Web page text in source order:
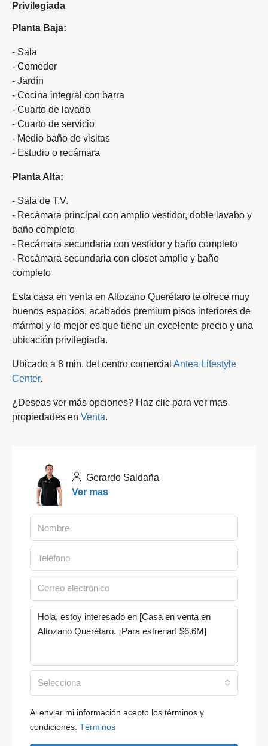
Privilegiada
Planta Baja:
- Sala
- Comedor
- Jardín
- Cocina integral con barra
- Cuarto de lavado
- Cuarto de servicio
- Medio baño de visitas
- Estudio o recámara
Planta Alta:
- Sala de T.V.
- Recámara principal con amplio vestidor, doble lavabo y
baño completo
- Recámara secundaria con vestidor y baño completo
- Recámara secundaria con closet amplio y baño
completo
Esta casa en venta en Altozano Querétaro te ofrece muy
buenos espacios, acabados premium pisos interiores de
mármol y lo mejor es que tiene un excelente precio y una
ubicación privilegiada.
Ubicado a 8 min. del centro comercial Antea Lifestyle
Center.
¿Deseas ver más opciones? Haz clic para ver mas
propiedades en Venta.
Gerardo Saldaña
Ver mas
Selecciona
Al enviar mi información acepto los términos y
condiciones. Términos